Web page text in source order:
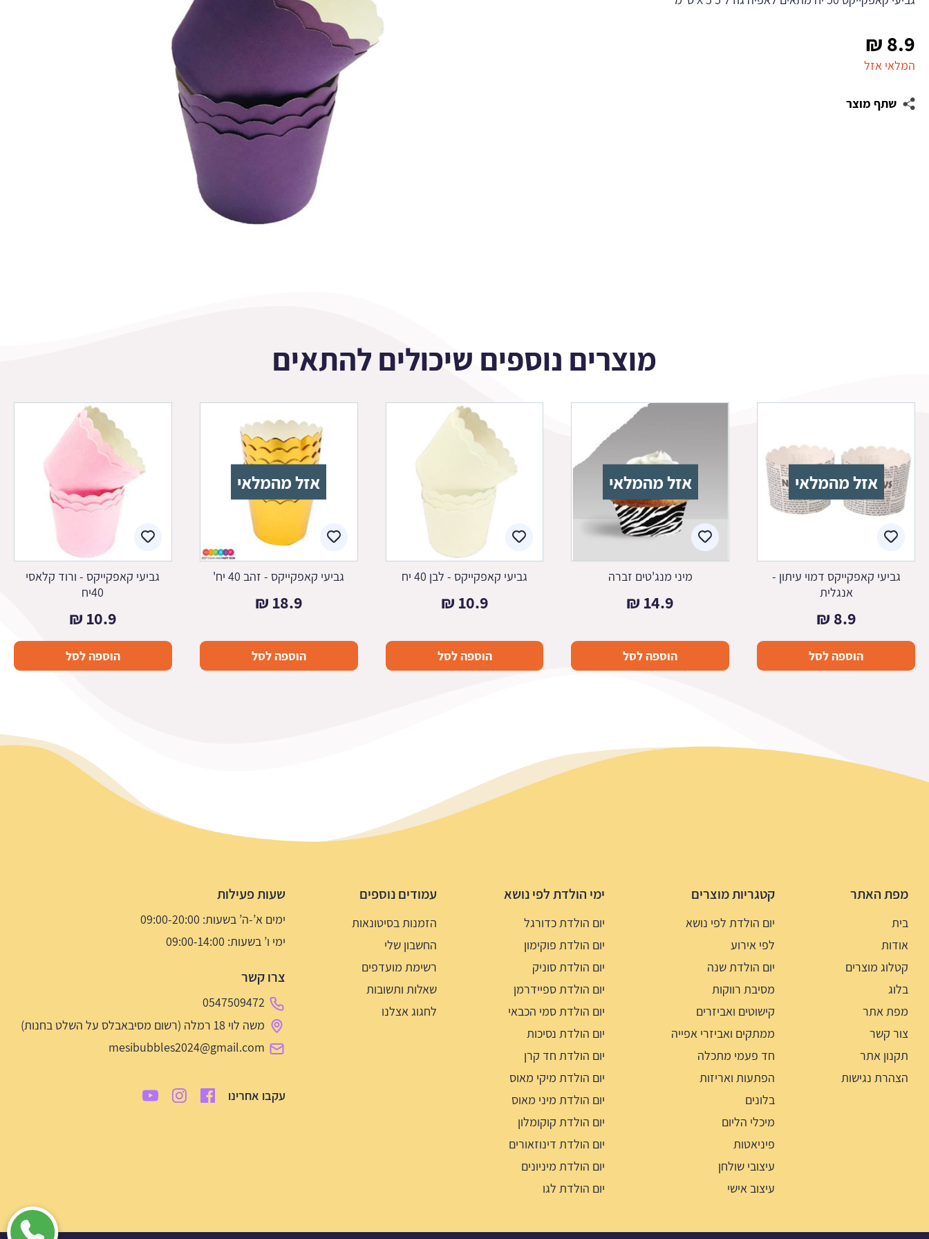
8.9
₪
המלאי אזל
שתף מוצר
מוצרים נוספים שיכולים להתאים
אזל מהמלאי
גביעי קאפקייקס דמוי עיתון -
אנגלית
8.9
₪
הוספה לסל
אזל מהמלאי
מיני מנג'טים זברה
14.9
₪
הוספה לסל
גביעי קאפקייקס - לבן 40 יח
10.9
₪
הוספה לסל
אזל מהמלאי
גביעי קאפקייקס - זהב 40 יח'
18.9
₪
הוספה לסל
גביעי קאפקייקס - ורוד קלאסי
40יח
10.9
₪
הוספה לסל
מפת האתר
בית
אודות
קטלוג מוצרים
בלוג
מפת אתר
צור קשר
תקנון אתר
הצהרת נגישות
קטגריות מוצרים
יום הולדת לפי נושא
לפי אירוע
יום הולדת שנה
מסיבת רווקות
קישוטים ואביזרים
ממתקים ואביזרי אפייה
חד פעמי מתכלה
הפתעות ואריזות
בלונים
מיכלי הליום
פיניאטות
עיצובי שולחן
עיצוב אישי
ימי הולדת לפי נושא
יום הולדת כדורגל
יום הולדת פוקימון
יום הולדת סוניק
יום הולדת ספיידרמן
יום הולדת סמי הכבאי
יום הולדת נסיכות
יום הולדת חד קרן
יום הולדת מיקי מאוס
יום הולדת מיני מאוס
יום הולדת קוקומלון
יום הולדת דינוזאורים
יום הולדת מיניונים
יום הולדת לגו
עמודים נוספים
הזמנות בסיטונאות
החשבון שלי
רשימת מועדפים
שאלות ותשובות
לחגוג אצלנו
שעות פעילות
ימים א’-ה’ בשעות: 09:00-20:00
ימי ו’ בשעות: 09:00-14:00
צרו קשר
0547509472
משה לוי 18 רמלה (רשום מסיבאבלס על השלט בחנות)
mesibubbles2024@gmail.com
עקבו אחרינו